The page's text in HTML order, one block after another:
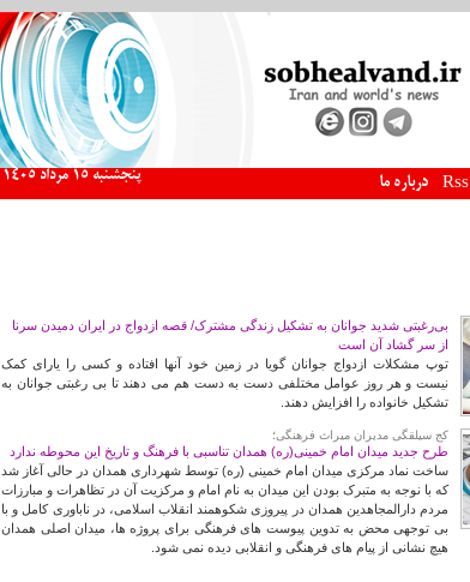
Rss درباره ما پنجشنبه 15 مرداد 1405
بی‌رغبتی شدید جوانان به تشکیل زندگی مشترک/ قصه ازدواج در ایران دمیدن سرنا
از سر گشاد آن است
توپ مشکلات ازدواج جوانان گویا در زمین خود آنها افتاده و کسی را یارای کمک
نیست و هر روز عوامل مختلفی دست به دست هم می دهند تا بی رغبتی جوانان به
تشکیل خانواده را افزایش دهند.
کج سیلقگی مدیران میراث فرهنگی؛
طرح جدید میدان امام خمینی(ره) همدان تناسبی با فرهنگ و تاریخ این محوطه ندارد
ساخت نماد مرکزی میدان امام خمینی (ره) توسط شهرداری همدان در حالی آغاز شد
که با نوجه به متبرک بودن این میدان به نام امام و مرکزیت آن در تظاهرات و مبارزات
مردم دارالمجاهدین همدان در پیروزی شکوهمند انقلاب اسلامی، در ناباوری کامل و با
بی توجهی محض به تدوین پیوست های فرهنگی برای پروژه ها، میدان اصلی همدان
هیچ نشانی از پیام های فرهنگی و انقلابی دیده نمی شود.